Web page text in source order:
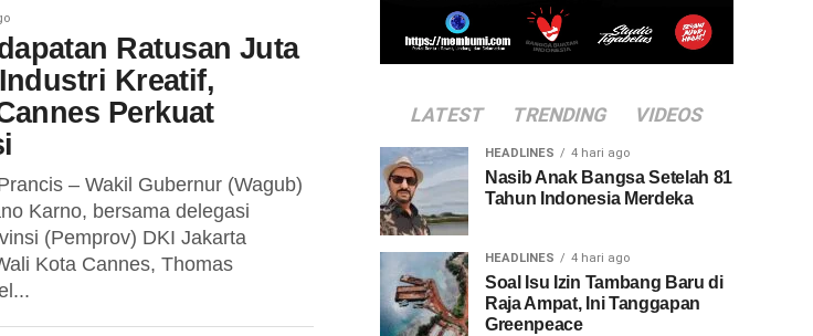
Ratusan Juta
Kreatif,
Perkuat
– Wakil Gubernur (Wagub)
Karno, bersama delegasi
(Pemprov) DKI Jakarta
Kota Cannes, Thomas
LATEST TRENDING VIDEOS
HEADLINES 4 hari ago
Nasib Anak Bangsa Setelah 81
Tahun Indonesia Merdeka
HEADLINES 4 hari ago
Soal Isu Izin Tambang Baru di
Raja Ampat, Ini Tanggapan
Greenpeace